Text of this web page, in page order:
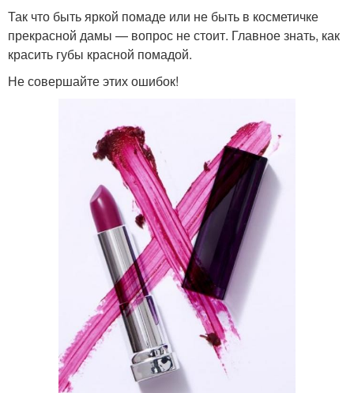
Так что быть яркой помаде или не быть в косметичке
прекрасной дамы — вопрос не стоит. Главное знать, как
красить губы красной помадой.
Не совершайте этих ошибок!